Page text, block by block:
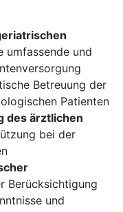
umfassende und
Betreuung der
Patienten
des ärztlichen
bei der
Berücksichtigung
und